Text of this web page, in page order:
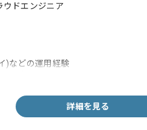
ウドエンジニア
)などの運用経験
詳細を見る